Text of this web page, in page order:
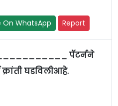
On WhatsApp Report
पॅटर्नने
क्रांती घडविलीआहे.